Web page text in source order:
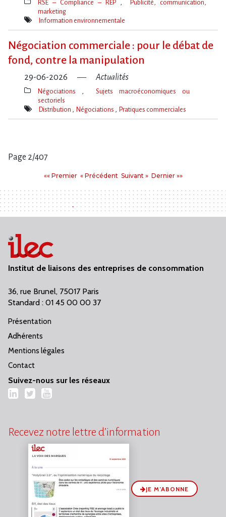
Thèmes(s)
RSE – Compliance – REP
Publicité, communication,
marketing
Mot(s)-
Information environnementale
Négociation commerciale : pour le débat de
fond, contre la manipulation
29-06-2026 Actualités
Thèmes(s)
Négociations
Sujets macroéconomiques ou
sectoriels
Mot(s)-
Distribution Négociations Pratiques commerciales
Page 2/407
«« PremierPremier
« PrécédentPrécédent
Suivant
Suivant » Dernier
Dernier »»
Institut de liaisons des entreprises de consommation
36, rue Brunel, 75017 Paris
Standard : 01 45 00 00 37
Présentation
Adhérents
Mentions légales
Contact
Suivez-nous sur les réseaux
LinkedIn
TwitterYouTube
Recevez notre lettre d’information
JE M’ABONNE